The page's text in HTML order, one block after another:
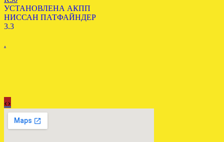
УСТАНОВЛЕНА АКПП
НИССАН ПАТФАЙНДЕР
3.3
.
Загружена АКПП
HYUNDAI SANTA FE 2.7
‹›